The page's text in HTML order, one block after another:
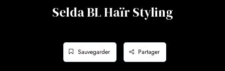
Selda BL Haïr Styling
Sauvegarder Partager